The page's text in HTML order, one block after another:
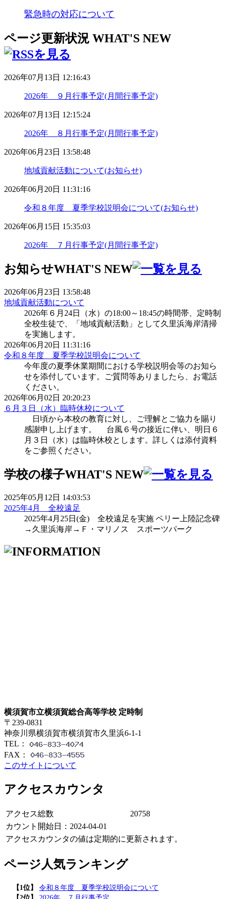
緊急時の対応について
ページ更新状況 WHAT'S NEW
2026年07月13日 12:16:43
2026年 ９月行事予定(月間行事予定)
2026年07月13日 12:15:24
2026年 ８月行事予定(月間行事予定)
2026年06月23日 13:58:48
地域貢献活動について(お知らせ)
2026年06月20日 11:31:16
令和８年度 夏季学校説明会について(お知らせ)
2026年06月15日 15:35:03
2026年 ７月行事予定(月間行事予定)
お知らせWHAT'S NEW
2026年06月23日 13:58:48
地域貢献活動について
2026年６月24日（水）の18:00～18:45の時間帯、定時制
全校生徒で、「地域貢献活動」として久里浜海岸清掃
を実施します。
2026年06月20日 11:31:16
令和８年度 夏季学校説明会について
今年度の夏季休業期間における学校説明会等のお知ら
せを添付しています。ご質問等ありましたら、お電話
ください。
2026年06月02日 20:20:23
６月３日（水）臨時休校について
日頃から本校の教育に対し、ご理解とご協力を賜り
感謝申し上げます。 台風６号の接近に伴い、明日６
月３日（水）は臨時休校とします。詳しくは添付資料
をご参照ください。
学校の様子WHAT'S NEW
2025年05月12日 14:03:53
2025年4月 全校遠足
2025年4月25日(金) 全校遠足を実施 ペリー上陸記念碑
→久里浜海岸→Ｆ・マリノス スポーツパーク
横須賀市立横須賀総合高等学校 定時制
〒239-0831
神奈川県横須賀市横須賀市久里浜6-1-1
TEL：
FAX：
このサイトについて
アクセスカウンタ
アクセス総数
20758
カウント開始日：2024-04-01
アクセスカウンタの値は定期的に更新されます。
ページ人気ランキング
【1位】
令和８年度 夏季学校説明会について